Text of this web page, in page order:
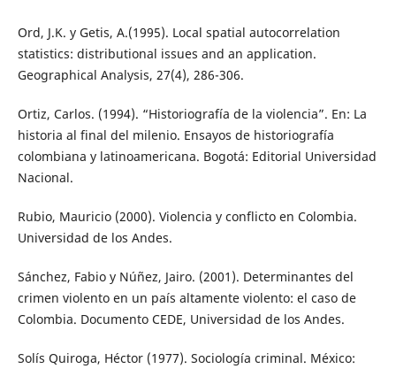
Ord, J.K. y Getis, A.(1995). Local spatial autocorrelation
statistics: distributional issues and an application.
Geographical Analysis, 27(4), 286-306.
Ortiz, Carlos. (1994). “Historiografía de la violencia”. En: La
historia al final del milenio. Ensayos de historiografía
colombiana y latinoamericana. Bogotá: Editorial Universidad
Nacional.
Rubio, Mauricio (2000). Violencia y conflicto en Colombia.
Universidad de los Andes.
Sánchez, Fabio y Núñez, Jairo. (2001). Determinantes del
crimen violento en un país altamente violento: el caso de
Colombia. Documento CEDE, Universidad de los Andes.
Solís Quiroga, Héctor (1977). Sociología criminal. México: